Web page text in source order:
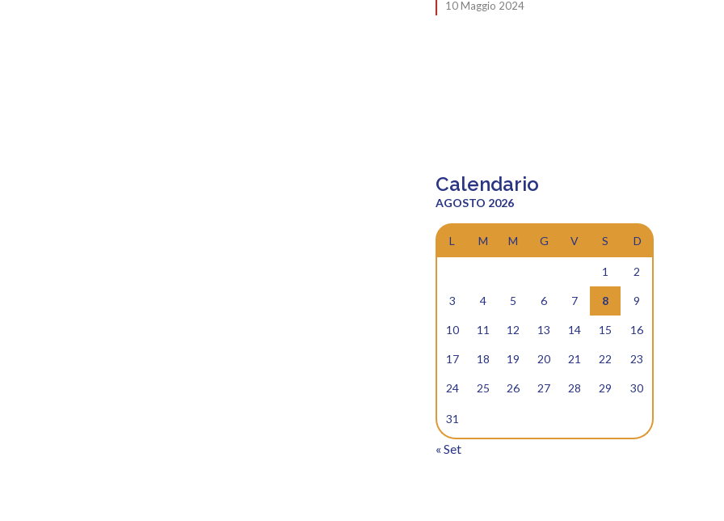
10 Maggio 2024
Calendario
AGOSTO 2026
L M M G V S D
1 2
3 4 5 6 7 8 9
10 11 12 13 14 15 16
17 18 19 20 21 22 23
24 25 26 27 28 29 30
31
« Set